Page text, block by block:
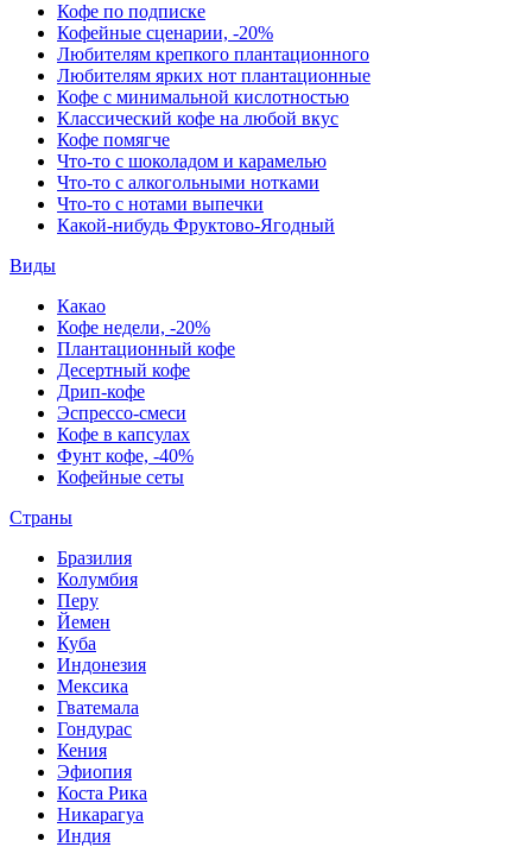
Кофе по подписке
Кофейные сценарии, -20%
Любителям крепкого плантационного
Любителям ярких нот плантационные
Кофе с минимальной кислотностью
Классический кофе на любой вкус
Кофе помягче
Что-то с шоколадом и карамелью
Что-то с алкогольными нотками
Что-то с нотами выпечки
Какой-нибудь Фруктово-Ягодный
Виды
Какао
Кофе недели, -20%
Плантационный кофе
Десертный кофе
Дрип-кофе
Эспрессо-смеси
Кофе в капсулах
Фунт кофе, -40%
Кофейные сеты
Страны
Бразилия
Колумбия
Перу
Йемен
Куба
Индонезия
Мексика
Гватемала
Гондурас
Кения
Эфиопия
Коста Рика
Никарагуа
Индия